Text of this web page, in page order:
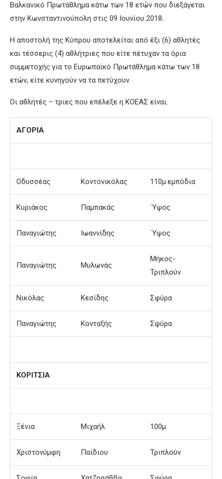
Βαλκανικό Πρωτάθλημα κάτω των 18 ετών που διεξάγεται
στην Κωνσταντινούπολη στις 09 Ιουνίου 2018.
Η αποστολή της Κύπρου αποτελείται από έξι (6) αθλητές
και τέσσερις (4) αθλήτριες που είτε πέτυχαν τα όρια
συμμετοχής για το Ευρωπαϊκό Πρωτάθλημα κάτω των 18
ετών, είτε κυνηγούν να τα πετύχουν.
Οι αθλητές – τριες που επέλεξε η ΚΟΕΑΣ είναι:
ΑΓΟΡΙΑ
Οδυσσέας Κοντονικόλας 110μ.εμπόδια
Κυριάκος Παμπακάς ΄Υψος
Παναγιώτης Ιωαννίδης ΄Υψος
Παναγιώτης Μυλωνάς
Μήκος-
Τριπλούν
Νικόλας Κεσίδης Σφύρα
Παναγιώτης Κονταξής Σφύρα
ΚΟΡΙΤΣΙΑ
Ξένια Μιχαήλ 100μ.
Χριστονύμφη Παίδιου Τριπλούν